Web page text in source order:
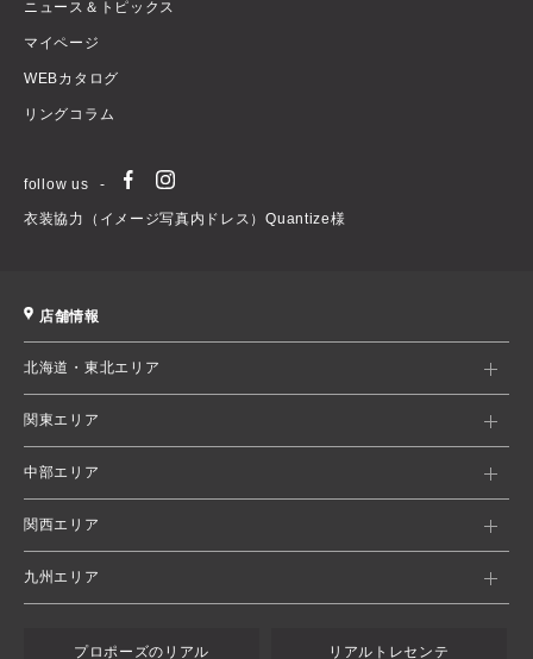
ニュース＆トピックス
マイページ
WEBカタログ
リングコラム
follow us
衣装協力（イメージ写真内ドレス）Quantize様
店舗情報
北海道・東北エリア
関東エリア
中部エリア
関西エリア
九州エリア
プロポーズのリアル リアルトレセンテ